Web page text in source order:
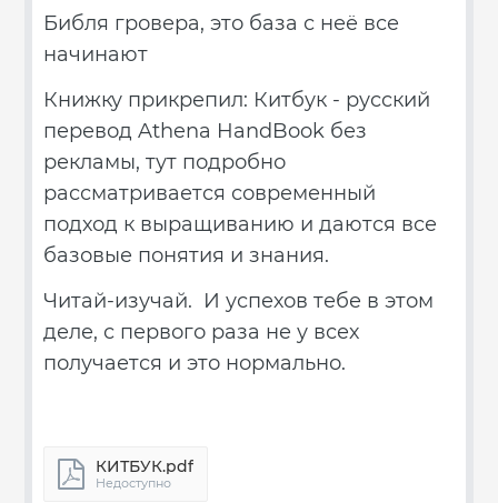
Библя гровера, это база с неё все
начинают
Книжку прикрепил: Китбук - русский
перевод Athena HandBook без
рекламы, тут подробно
рассматривается современный
подход к выращиванию и даются все
базовые понятия и знания.
Читай-изучай. И успехов тебе в этом
деле, с первого раза не у всех
получается и это нормально.
КИТБУК.pdf
Недоступно